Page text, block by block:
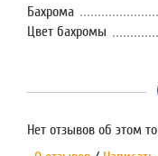
Бахрома
Цвет бахромы
Нет отзывов об этом